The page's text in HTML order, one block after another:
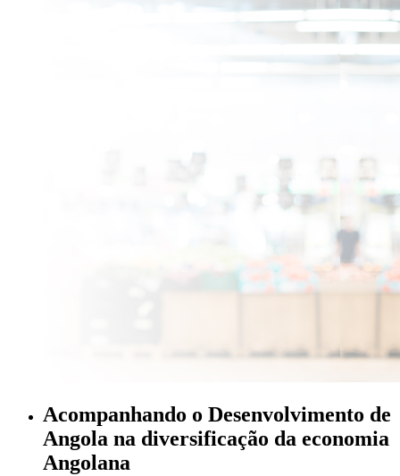
Acompanhando o Desenvolvimento de
Angola na diversificação da economia
Angolana